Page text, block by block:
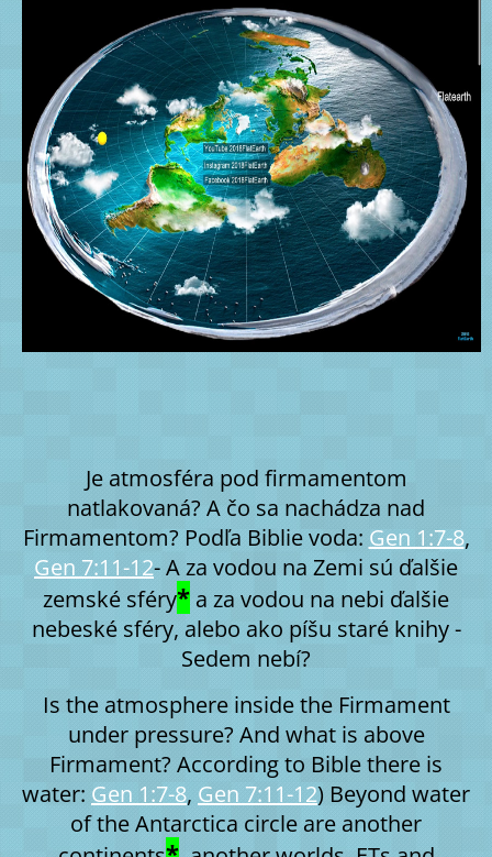
Je atmosféra pod firmamentom
natlakovaná? A čo sa nachádza nad
Firmamentom? Podľa Biblie voda: Gen 1:7-8,
Gen 7:11-12- A za vodou na Zemi sú ďalšie
zemské sféry*a za vodou na nebi ďalšie
nebeské sféry, alebo ako píšu staré knihy -
Sedem nebí?
Is the atmosphere inside the Firmament
under pressure? And what is above
Firmament? According to Bible there is
water: Gen 1:7-8, Gen 7:11-12) Beyond water
of the Antarctica circle are another